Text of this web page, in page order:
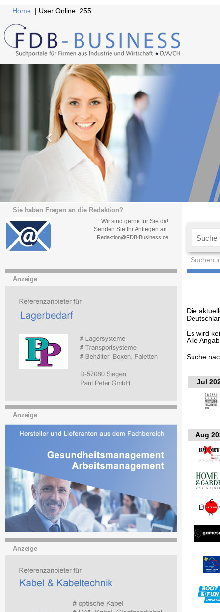
Home | User Online: 255
Sie haben Fragen an die Redaktion?
Wir sind gerne für Sie da!
Senden Sie Ihr Anliegen an:
Redaktion@FDB-Business.de
Suchen
Anzeige
Anzeige
Anzeige
Die
Es wird
Alle
Suche
Jul
Aug